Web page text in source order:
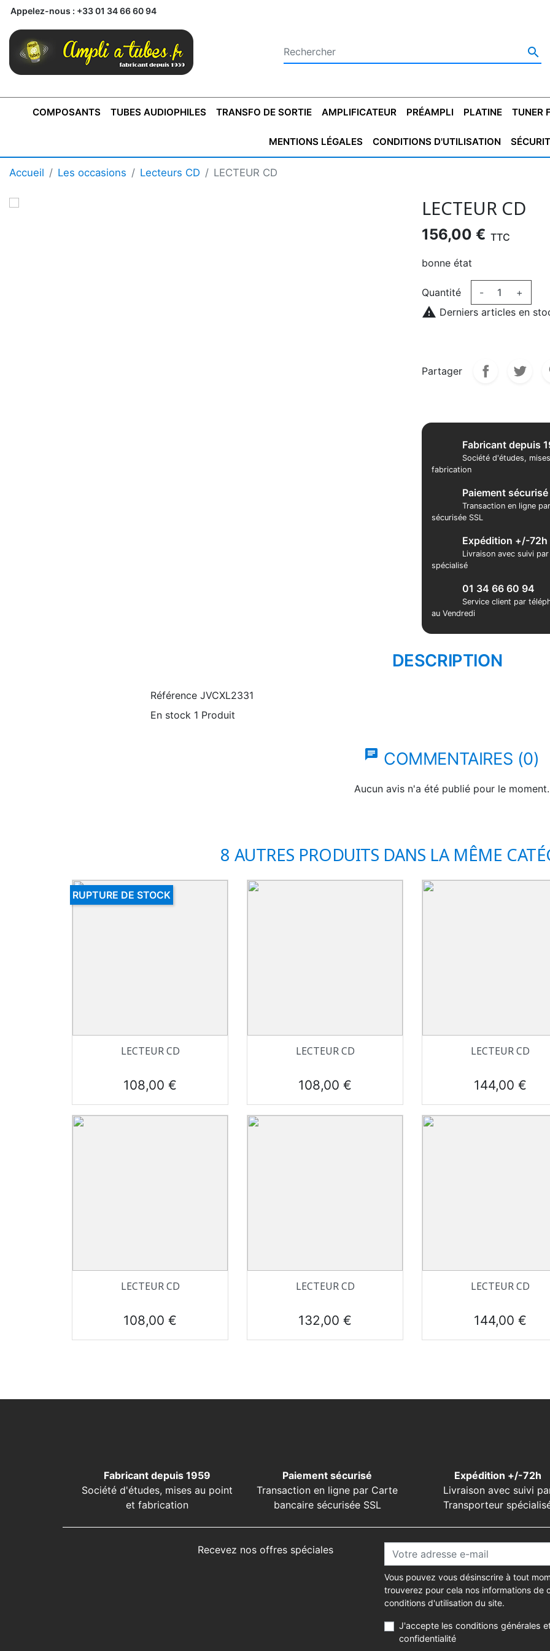
Appelez-nous : +33 01 34 66 60 94

COMPOSANTS
BONTONS
AXE 4MM
BONTONS
COFFRET
POUR
COFFRET
POUR
CONDENSATEUR
TUBES AUDIOPHILES TRANSFO DE SORTIE
TRANSFORMATEUR DE SORTIE DE
CLASSE "A" SINGLE
TRANSFORMATEUR DE SORTIE
TYPE PUSH PULL
AMPLIFICATEUR
AMPLI MONO AMPLI STÉRÉO
PRÉAMPLI PLATINE TUNER
AMPLIFICATEURS LECTEURS CD PRÉAMPLI AVEC TUNER
SUPRAVOX FERTIN
MENTIONS LÉGALES CONDITIONS D'UTILISATION
Accueil Les occasions Lecteurs CD LECTEUR CD
LECTEUR CD
156,00 € TTC
bonne état
Quantité - +
 Derniers articles en
Partager
Fabricant depuis
Société d'études,
fabrication
Paiement sécurisé
Transaction en ligne
sécurisée SSL
Expédition +/-72h
Livraison avec suivi
spécialisé
01 34 66 60 94
Service client par
au Vendredi
DESCRIPTION
Référence JVCXL2331
En stock 1 Produit
chat COMMENTAIRES (0)
Aucun avis n'a été publié pour le moment.
8 AUTRES PRODUITS DANS LA MÊME
 Aperçu rapide
LECTEUR CD
Prix
108,00 €
RUPTURE DE STOCK
 Aperçu rapide
LECTEUR CD
Prix
108,00 €
 Aperçu rapide
LECTEUR CD
Prix
144,00 €
 Aperçu rapide
LECTEUR CD
Prix
108,00 €
 Aperçu rapide
LECTEUR CD
Prix
132,00 €
 Aperçu rapide
LECTEUR CD
Prix
144,00 €
Fabricant depuis 1959
Société d'études, mises au point
et fabrication
Paiement sécurisé
Transaction en ligne par Carte
bancaire sécurisée SSL
Expédition +/-72h
Livraison avec suivi
Transporteur
Recevez nos offres spéciales
Vous pouvez vous désinscrire à tout
trouverez pour cela nos informations de
conditions d'utilisation du site.
J'accepte les conditions générales
confidentialité